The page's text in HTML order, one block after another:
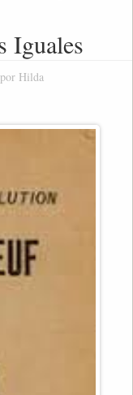
Iguales
Hilda